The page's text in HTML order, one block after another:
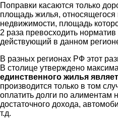
Поправки касаются только
площадь жилья, относящегося
недвижимости, площадь
2 раза превосходить
действующий в данном
В разных регионах РФ этот
В столице утверждено
единственного жилья
производится только в том
оплатить долги по алиментам
достаточного дохода,
т.д.